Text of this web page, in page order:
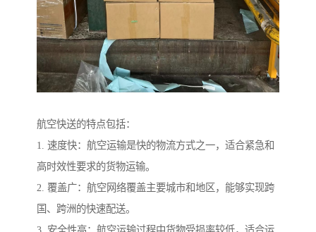
航空快送的特点包括：
1. 速度快：航空运输是快的物流方式之一，适合紧急和
高时效性要求的货物运输。
2. 覆盖广：航空网络覆盖主要城市和地区，能够实现跨
国、跨洲的快速配送。